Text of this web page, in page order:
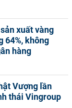
xuất vàng
64%, không
hàng
Vượng lần
thái Vingroup